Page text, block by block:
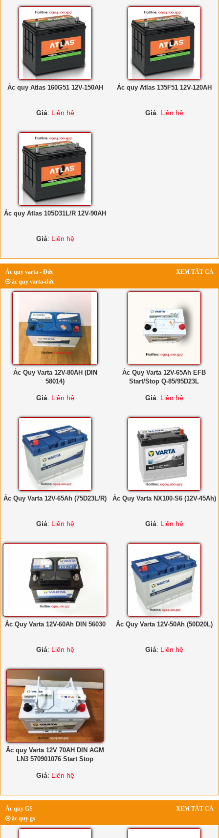
Ắc quy Atlas 160G51 12V-150AH
Giá: Liên hệ
Ắc quy Atlas 135F51 12V-120AH
Giá: Liên hệ
Ắc quy Atlas 105D31L/R 12V-90AH
Giá: Liên hệ
Ắc quy varta - Đức
XEM TẤT CẢ
ắc quy varta-đức
Ắc Quy Varta 12V-80AH (DIN
58014)
Giá: Liên hệ
Ắc Quy Varta 12V-65Ah EFB
Start/Stop Q-85/95D23L
Giá: Liên hệ
Ắc Quy Varta 12V-65Ah (75D23L/R)
Giá: Liên hệ
Ắc Quy Varta NX100-S6 (12V-45Ah)
Giá: Liên hệ
Ắc Quy Varta 12V-60Ah DIN 56030
Giá: Liên hệ
Ắc Quy Varta 12V-50Ah (50D20L)
Giá: Liên hệ
Ắc quy Varta 12V 70AH DIN AGM
LN3 570901076 Start Stop
Giá: Liên hệ
Ắc quy GS
XEM TẤT CẢ
ắc quy gs